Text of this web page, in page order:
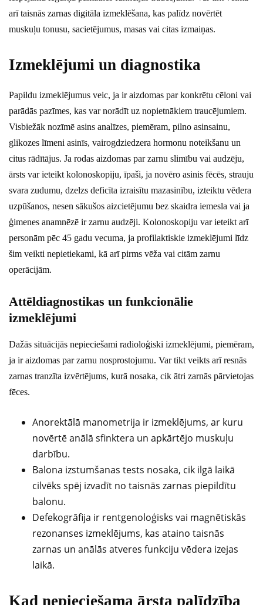
arī taisnās zarnas digitāla izmeklēšana, kas palīdz novērtēt
muskuļu tonusu, sacietējumus, masas vai citas izmaiņas.
Izmeklējumi un diagnostika
Papildu izmeklējumus veic, ja ir aizdomas par konkrētu cēloni vai
parādās pazīmes, kas var norādīt uz nopietnākiem traucējumiem.
Visbiežāk nozīmē asins analīzes, piemēram, pilno asinsainu,
glikozes līmeni asinīs, vairogdziedzera hormonu noteikšanu un
citus rādītājus. Ja rodas aizdomas par zarnu slimību vai audzēju,
ārsts var ieteikt kolonoskopiju, īpaši, ja novēro asinis fēcēs, strauju
svara zudumu, dzelzs deficīta izraisītu mazasinību, izteiktu vēdera
uzpūšanos, nesen sākušos aizcietējumu bez skaidra iemesla vai ja
ģimenes anamnēzē ir zarnu audzēji. Kolonoskopiju var ieteikt arī
personām pēc 45 gadu vecuma, ja profilaktiskie izmeklējumi līdz
šim veikti nepietiekami, kā arī pirms vēža vai citām zarnu
operācijām.
Attēldiagnostikas un funkcionālie
izmeklējumi
Dažās situācijās nepieciešami radioloģiski izmeklējumi, piemēram,
ja ir aizdomas par zarnu nosprostojumu. Var tikt veikts arī resnās
zarnas tranzīta izvērtējums, kurā nosaka, cik ātri zarnās pārvietojas
fēces.
Anorektālā manometrija ir izmeklējums, ar kuru
novērtē anālā sfinktera un apkārtējo muskuļu
darbību.
Balona izstumšanas tests nosaka, cik ilgā laikā
cilvēks spēj izvadīt no taisnās zarnas piepildītu
balonu.
Defekogrāfija ir rentgenoloģisks vai magnētiskās
rezonanses izmeklējums, kas ataino taisnās
zarnas un anālās atveres funkciju vēdera izejas
laikā.
Kad nepieciešama ārsta palīdzība